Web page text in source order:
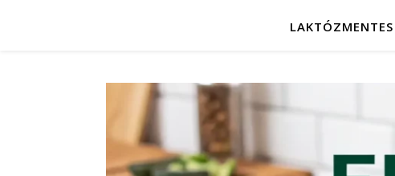
LAKTÓZMENTES